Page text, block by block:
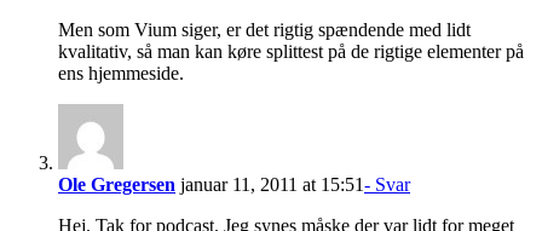
Men som Vium siger, er det rigtig spændende med lidt
kvalitativ, så man kan køre splittest på de rigtige elementer på
ens hjemmeside.
Ole Gregersen januar 11, 2011 at 15:51- Svar
Hej. Tak for podcast. Jeg synes måske der var lidt for meget